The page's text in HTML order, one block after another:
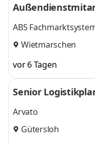
ABS
Wietmarschen
vor 6 Tagen
Senior
Arvato
Gütersloh